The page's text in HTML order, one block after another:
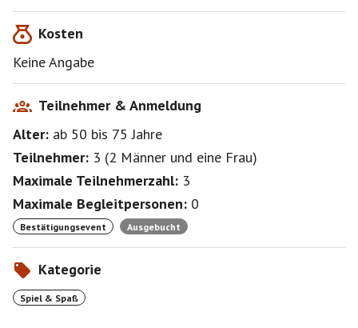
Kosten
Keine Angabe
Teilnehmer & Anmeldung
Alter: ab 50 bis 75Jahre
Teilnehmer: 3 (2 Männer und eine Frau)
Maximale Teilnehmerzahl: 3
Maximale Begleitpersonen: 0
Bestätigungsevent Ausgebucht
Kategorie
Spiel & Spaß